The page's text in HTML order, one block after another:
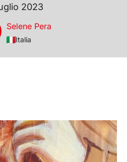
2023
Selene Pera
Italia